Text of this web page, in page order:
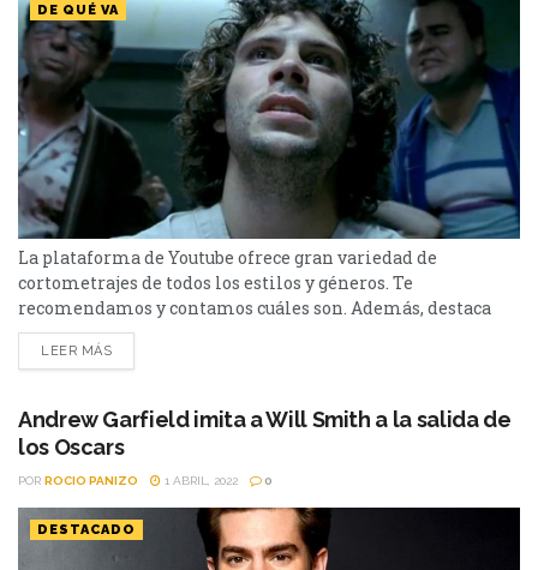
DE QUÉ VA
La plataforma de Youtube ofrece gran variedad de
cortometrajes de todos los estilos y géneros. Te
recomendamos y contamos cuáles son. Además, destaca
entre estos, el trabajo de un gran director japonés y otro
reconocido actor británico en el papel protagónico. La Ruta
donde no recuerda absolutamente nada de su vida...
LEER MÁS
Andrew Garfield imita a Will Smith a la salida de
los Oscars
POR ROCIO PANIZO 1 ABRIL, 2022 0
DESTACADO